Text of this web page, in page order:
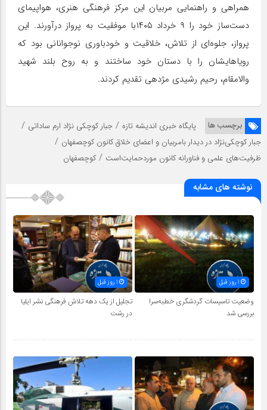
همراهی و راهنمایی مربیان این مرکز فرهنگی هنری، هواپیمای
دست‌ساز خود را ۹ خرداد ۱۴۰۵با موفقیت به پرواز درآورند. این
پرواز، جلوه‌ای از تلاش، خلاقیت و خودباوری نوجوانانی بود که
رویاهایشان را با دستان خود ساختند و به روح بلند شهید
والامقام، رحیم رشیدی مژدهی تقدیم کردند.
برچسب ها پایگاه خبری اندیشه تازه / جبار کوچکی نژاد ارم ساداتی /
جبار کوچکی‌نژاد در دیدار بامربیان و اعضای خلاق کانون کوچصفهان /
ظرفیت‌های علمی و فناورانه کانون موردحمایت‌است /کوچصفهان
نوشته های مشابه
1 روز قبل
وضعیت تاسیسات گردشگری خطبه‌سرا
بررسی شد
تجلیل از یک دهه تلاش فرهنگی نشر ایلیا
در رشت